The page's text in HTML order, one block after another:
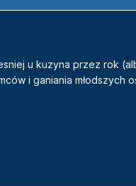
u kuzyna przez rok
i ganiania młodszych